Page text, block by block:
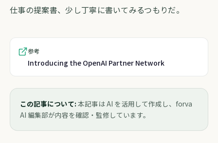
仕事の提案書、少し丁寧に書いてみるつもりだ。
参考
Introducing the OpenAI Partner Network
この記事について: 本記事は AI を活用して作成し、forva
AI 編集部が内容を確認・監修しています。